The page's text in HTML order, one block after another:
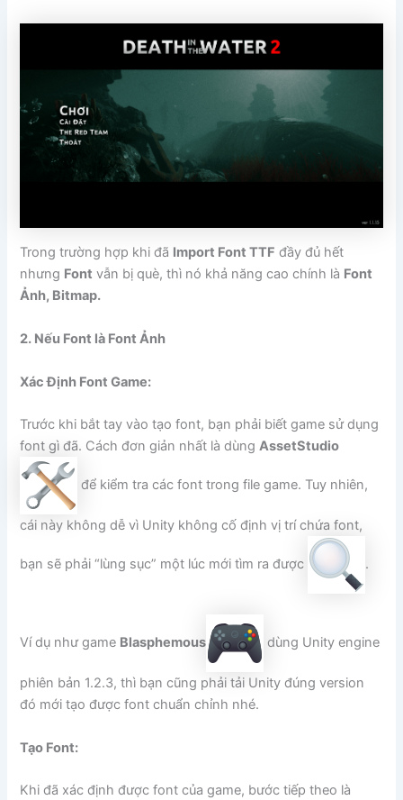
Trong trường hợp khi đã Import Font TTF đầy đủ hết
nhưng Font vẫn bị què, thì nó khả năng cao chính là Font
Ảnh, Bitmap.
2. Nếu Font là Font Ảnh
Xác Định Font Game:
Trước khi bắt tay vào tạo font, bạn phải biết game sử dụng
font gì đã. Cách đơn giản nhất là dùngAssetStudio
để kiểm tra các font trong file game. Tuy nhiên,
cái này không dễ vì Unity không cố định vị trí chứa font,
bạn sẽ phải “lùng sục” một lúc mới tìm ra được .
Ví dụ như game Blasphemous dùng Unity engine
phiên bản 1.2.3, thì bạn cũng phải tải Unity đúng version
đó mới tạo được font chuẩn chỉnh nhé.
Tạo Font:
Khi đã xác định được font của game, bước tiếp theo là